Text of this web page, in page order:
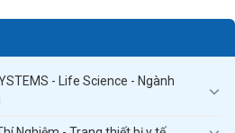
- Life Science - Ngành